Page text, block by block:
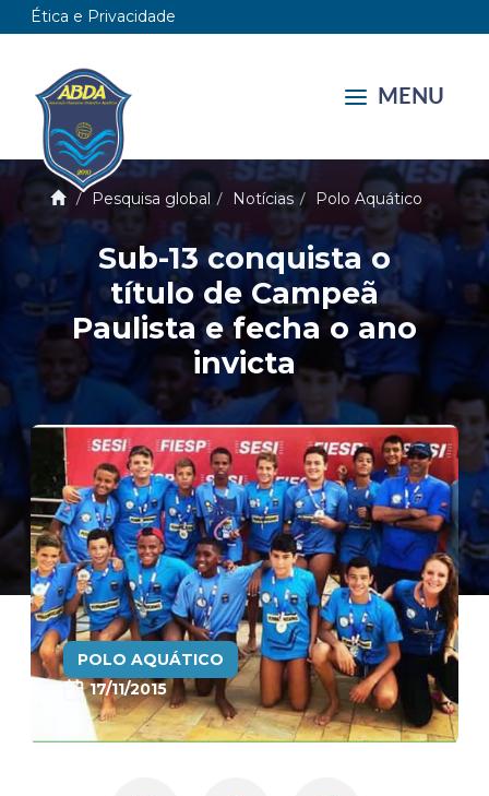
Ética e Privacidade
MENU
Pesquisa global Notícias Polo Aquático
Sub-13 conquista o
título de Campeã
Paulista e fecha o ano
invicta
POLO AQUÁTICO
17/11/2015